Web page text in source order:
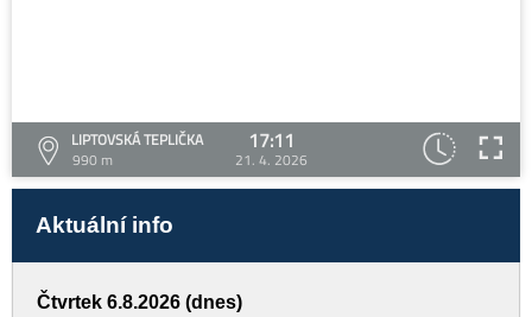
LIPTOVSKÁ TEPLIČKA
990 m
17:11
21. 4. 2026
Aktuální info
Čtvrtek 6.8.2026 (dnes)